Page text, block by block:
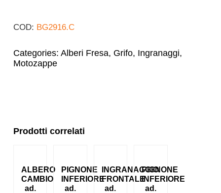
COD: BG2916.C
Categories: Alberi Fresa, Grifo, Ingranaggi,
Motozappe
Prodotti correlati
ALBERO
CAMBIO
ad.
PIGNONE
INFERIORE
ad.
INGRANAGGIO
FRONTALE
ad.
PIGNONE
INFERIORE
ad.